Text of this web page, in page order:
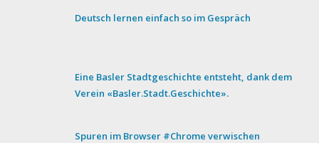
Deutsch lernen einfach so im Gespräch
Eine Basler Stadtgeschichte entsteht, dank dem
Verein «Basler.Stadt.Geschichte».
Spuren im Browser #Chrome verwischen